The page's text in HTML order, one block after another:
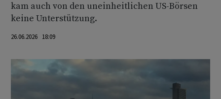
kam auch von den uneinheitlichen US-Börsen
keine Unterstützung.
26.06.2026 18:09